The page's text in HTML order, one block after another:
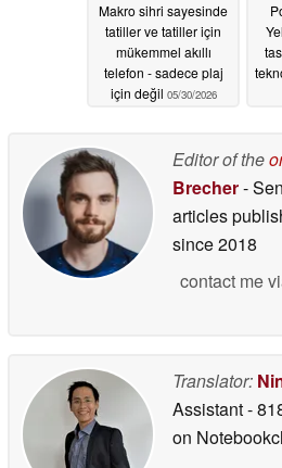
Makro sihri sayesinde
tatiller ve tatiller için
mükemmel akıllı
telefon - sadece plaj
için değil 05/30/2026
Editor of the
Brecher-
articles
since 2018
contact me
Translator:
Assistant-
on